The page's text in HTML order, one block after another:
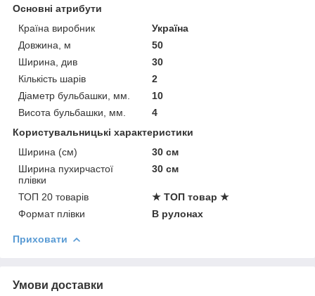
Основні атрибути
Країна виробник
Україна
Довжина, м
50
Ширина, див
30
Кількість шарів
2
Діаметр бульбашки, мм.
10
Висота бульбашки, мм.
4
Користувальницькі характеристики
Ширина (см)
30 см
Ширина пухирчастої
плівки
30 см
ТОП 20 товарів
★ ТОП товар ★
Формат плівки
В рулонах
Приховати
Умови доставки